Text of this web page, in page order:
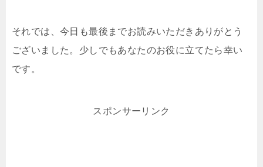
それでは、今日も最後までお読みいただきありがとう
ございました。少しでもあなたのお役に立てたら幸い
です。
スポンサーリンク